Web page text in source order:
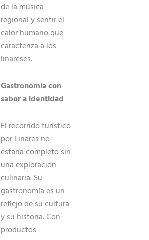
de la música
regional y sentir el
calor humano que
caracteriza a los
linareses.
Gastronomía con
sabor a identidad
El recorrido turístico
por Linares no
estaría completo sin
una exploración
culinaria. Su
gastronomía es un
reflejo de su cultura
y su historia. Con
productos